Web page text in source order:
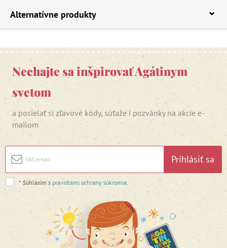
Alternatívne produkty
Nechajte sa inšpirovať Agátinym
svetom
a posielať si zľavové kódy, súťaže i pozvánky na akcie e-
mailom
Prihlásiť sa
* Súhlasím s pravidlami ochrany súkromia